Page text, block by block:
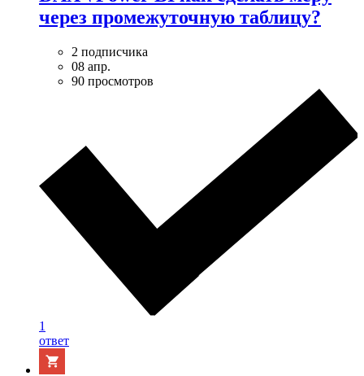
через промежуточную таблицу?
2 подписчика
08 апр.
90 просмотров
1
ответ